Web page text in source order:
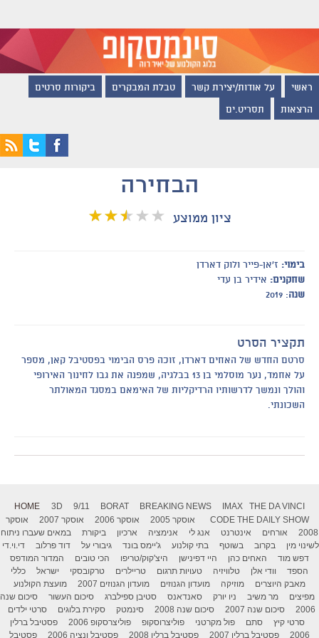
ראשי על אודות/יצירת קשר טבלת המבקרים ביקורות סרטים
הרצאות תסריט.ים
הבחירה
ציון ממוצע
בימוי: ז'אן-פייר ולוק דארדן
שחקנים: אידיר בן עדי
שנה: 2019
תקציר הסרט
סרטם החדש של האחים דארדן, זוכה פרס הבימוי בפסטיבל קאן, מספר
על אחמד, נער מוסלמי בן 13 בבלגיה, שמפנה את גבו לחינוך האירופי
והולך ונמשך לדרשותיו הרדיקליות של האימאם במסגד המאולתר
השכונתי.
HOME 3D 9/11 BORAT BREAKING NEWS IMAX
THE DA VINCI
CODE THE DAILY SHOW אוסקר 2005 אוסקר 2006 אוסקר 2007
אוסקר
2008
אורחים אינטרנט אנג לי אנימציה ארכיון ביקורת
במאים שעברו ניתוח
לשינוי מין
בקרוב בשוטף בתי קולנוע ג'יימס בונד גיבורי על דוד פרלוב
די.וי.די
דפש מוד
האחים כהן היי דפינישן היצ'קוק/טריפו הכי טובים
המדור המודפס
הספד
וודי אלן טלוויזיה טעויות תרגום טריילרים טרקובסקי ישראל
כללי
מאבק היוצרים
מוזיקה מועדון הגנוזים מועדון הגנוזים 2007
מועצת הקולנוע
מפיצים
מר משיב ניו יורק סאנדאנס סטיבן ספילברג סיכום העשור
סיכום שנה
2006
סיכום שנה 2007 סיכום שנה 2008 סינמטק סקירת בלוגים
סרטי ילדים
סרטי קיץ
סתם פול מקרטני פוליצרוסקופ פוליצרסקופ 2006
פסטיבל ברלין
2006
פסטיבל ברלין 2007 פסטיבל ברלין 2008 פסטיבל ונציה 2006 פסטיבל